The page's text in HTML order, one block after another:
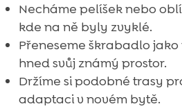
Necháme pelíšek nebo
kde na ně byly zvyklé.
Přeneseme škrabadlo
hned svůj známý prostor.
Držíme si podobné trasy
adaptaci v novém bytě.